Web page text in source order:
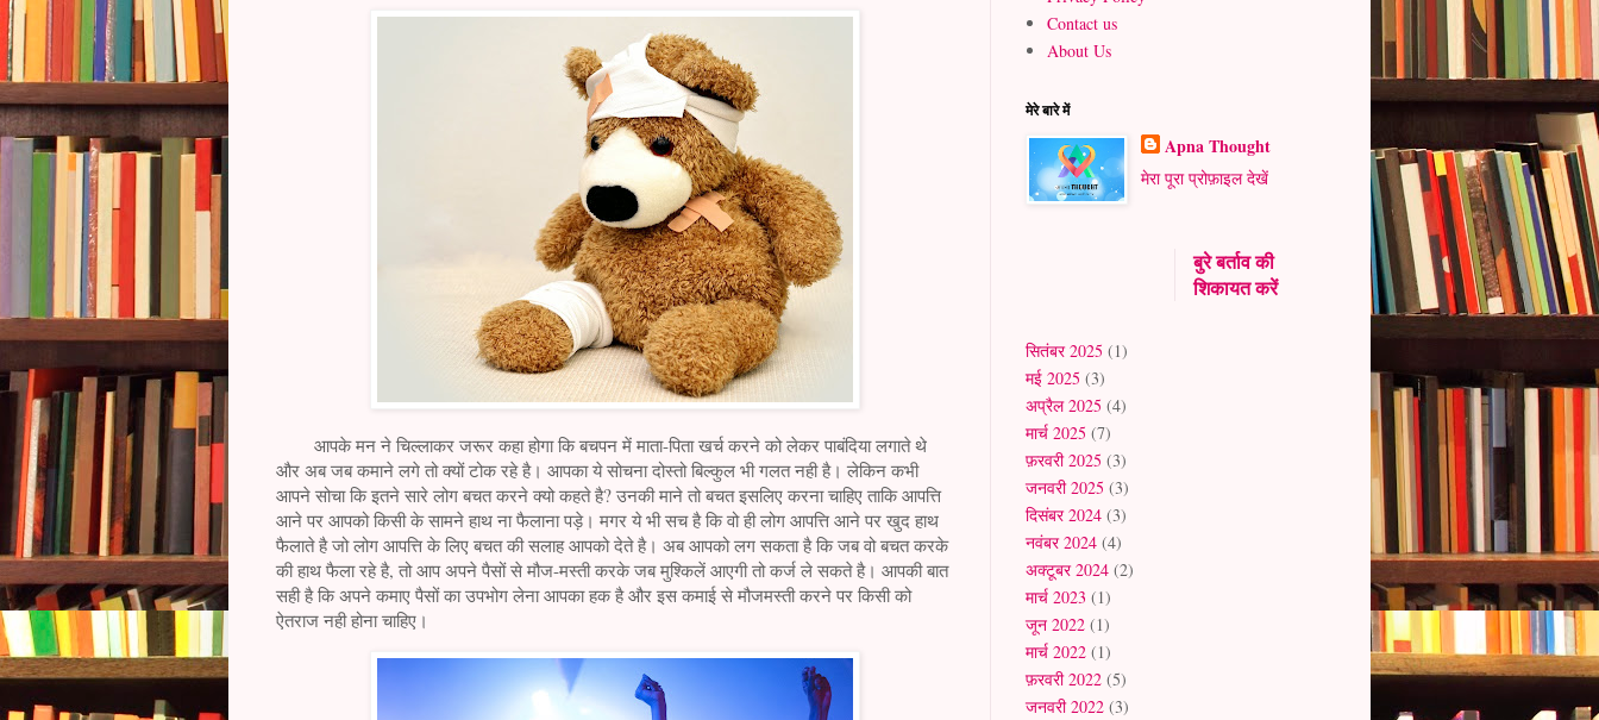
आपके मन ने चिल्लाकर जरूर कहा होगा कि बचपन में माता-पिता खर्च करने को लेकर पाबंदिया लगाते थे
और अब जब कमाने लगे तो क्यों टोक रहे है। आपका ये सोचना दोस्तो बिल्कुल भी गलत नही है। लेकिन कभी
आपने सोचा कि इतने सारे लोग बचत करने क्यो कहते है? उनकी माने तो बचत इसलिए करना चाहिए ताकि आपत्ति
आने पर आपको किसी के सामने हाथ ना फैलाना पड़े। मगर ये भी सच है कि वो ही लोग आपत्ति आने पर खुद हाथ
फैलाते है जो लोग आपत्ति के लिए बचत की सलाह आपको देते है। अब आपको लग सकता है कि जब वो बचत करके
की हाथ फैला रहे है, तो आप अपने पैसों से मौज-मस्ती करके जब मुश्किलें आएगी तो कर्ज ले सकते है। आपकी बात
सही है कि अपने कमाए पैसों का उपभोग लेना आपका हक है और इस कमाई से मौजमस्ती करने पर किसी को
ऐतराज नही होना चाहिए।
Contact us
About Us
मेरे बारे में
Apna Thought
मेरा पूरा प्रोफ़ाइल देखें
बुरे बर्ताव की
शिकायत करें
सितंबर 2025 (1)
मई 2025 (3)
अप्रैल 2025 (4)
मार्च 2025 (7)
फ़रवरी 2025 (3)
जनवरी 2025 (3)
दिसंबर 2024 (3)
नवंबर 2024 (4)
अक्टूबर 2024 (2)
मार्च 2023 (1)
जून 2022 (1)
मार्च 2022 (1)
फ़रवरी 2022 (5)
जनवरी 2022 (3)